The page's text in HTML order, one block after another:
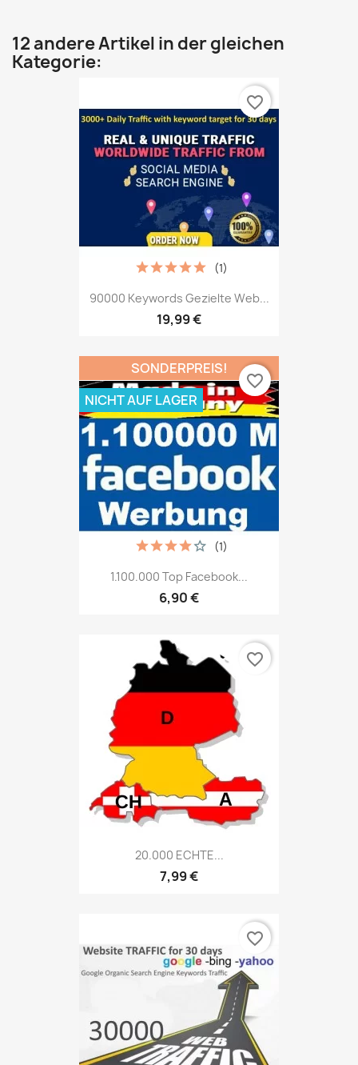
12 andere Artikel in der gleichen
Kategorie:
90000 Keywords Gezielte Web...
19,99 €
(1)
favorite_border
1.100.000 Top Facebook...
6,90 €
(1)
SONDERPREIS!
NICHT AUF LAGER
favorite_border
20.000 ECHTE...
7,99 €
favorite_border
favorite_border